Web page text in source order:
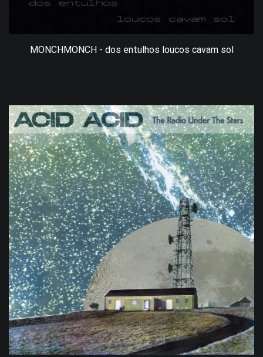
MONCHMONCH - dos entulhos loucos cavam sol